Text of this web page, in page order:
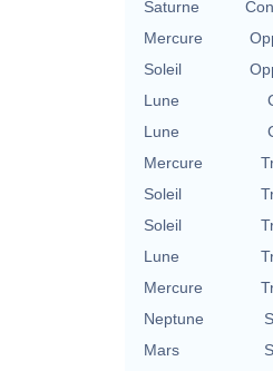
Saturne
Mercure
Soleil
Lune
Lune
Mercure
Soleil
Soleil
Lune
Mercure
Neptune
Mars